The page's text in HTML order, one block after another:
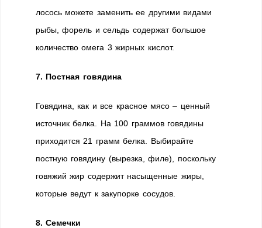
лосось можете заменить ее другими видами
рыбы, форель и сельдь содержат большое
количество омега 3 жирных кислот.
7. Постная говядина
Говядина, как и все красное мясо – ценный
источник белка. На 100 граммов говядины
приходится 21 грамм белка. Выбирайте
постную говядину (вырезка, филе), поскольку
говяжий жир содержит насыщенные жиры,
которые ведут к закупорке сосудов.
8. Семечки